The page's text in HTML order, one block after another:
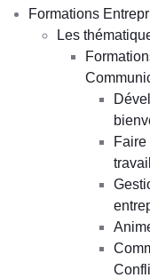
Formations
Les
Faire
travail